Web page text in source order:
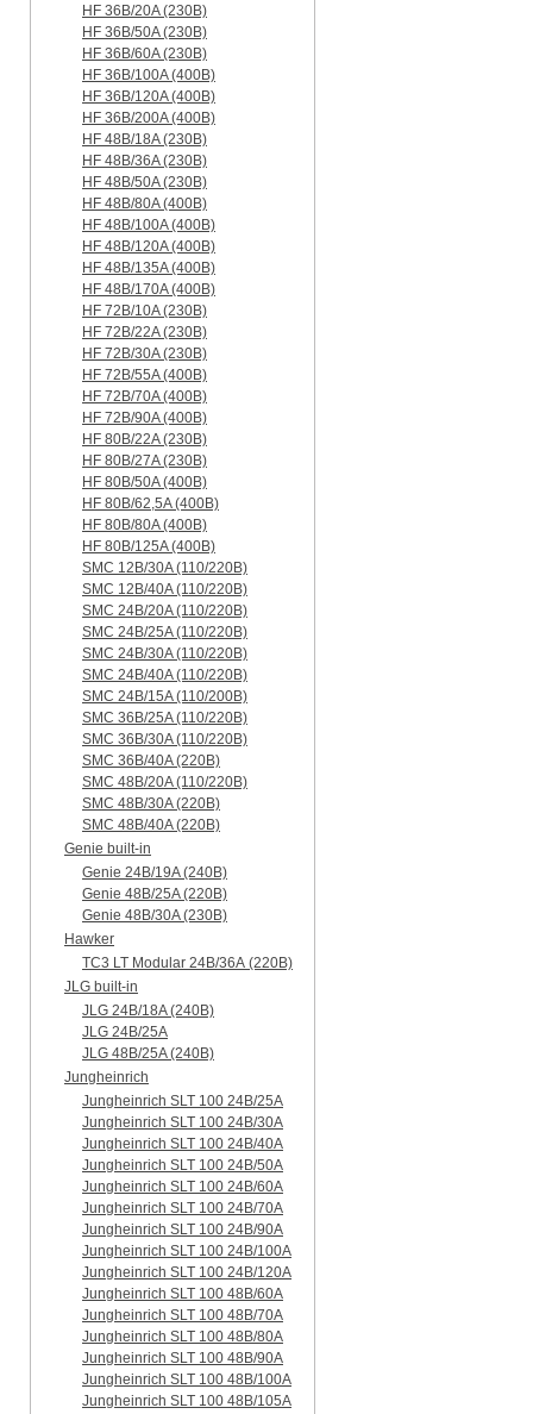
HF 36B/20A (230B)
HF 36B/50A (230B)
HF 36B/60A (230B)
HF 36B/100A (400B)
HF 36B/120A (400B)
HF 36B/200A (400B)
HF 48B/18A (230B)
HF 48B/36A (230B)
HF 48B/50A (230B)
HF 48B/80A (400B)
HF 48B/100A (400B)
HF 48B/120A (400B)
HF 48B/135A (400B)
HF 48B/170A (400B)
HF 72B/10A (230B)
HF 72B/22A (230B)
HF 72B/30A (230B)
HF 72B/55A (400B)
HF 72B/70A (400B)
HF 72B/90A (400B)
HF 80B/22A (230B)
HF 80B/27A (230B)
HF 80B/50A (400B)
HF 80B/62,5A (400B)
HF 80B/80A (400B)
HF 80B/125A (400B)
SMC 12B/30A (110/220B)
SMC 12B/40A (110/220B)
SMC 24B/20A (110/220B)
SMC 24B/25A (110/220B)
SMC 24B/30A (110/220B)
SMC 24B/40A (110/220B)
SMC 24B/15A (110/200B)
SMC 36B/25A (110/220B)
SMC 36B/30A (110/220B)
SMC 36B/40A (220B)
SMC 48B/20A (110/220B)
SMC 48B/30A (220B)
SMC 48B/40A (220B)
Genie built-in
Genie 24B/19A (240B)
Genie 48B/25A (220B)
Genie 48B/30A (230B)
Hawker
TC3 LT Modular 24В/36А (220B)
JLG built-in
JLG 24B/18A (240B)
JLG 24B/25A
JLG 48B/25A (240B)
Jungheinrich
Jungheinrich SLT 100 24B/25A
Jungheinrich SLT 100 24B/30A
Jungheinrich SLT 100 24B/40A
Jungheinrich SLT 100 24B/50A
Jungheinrich SLT 100 24B/60A
Jungheinrich SLT 100 24B/70A
Jungheinrich SLT 100 24B/90A
Jungheinrich SLT 100 24B/100A
Jungheinrich SLT 100 24B/120A
Jungheinrich SLT 100 48B/60A
Jungheinrich SLT 100 48B/70A
Jungheinrich SLT 100 48B/80A
Jungheinrich SLT 100 48B/90A
Jungheinrich SLT 100 48B/100A
Jungheinrich SLT 100 48B/105A